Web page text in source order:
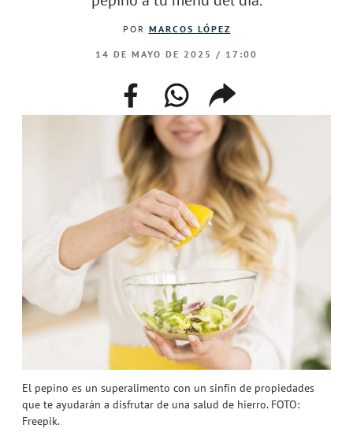
El pepino es un superalimento con un sinfín de propiedades
que te ayudarán a disfrutar de una salud de hierro. FOTO:
Freepik.
POR MARCOS LÓPEZ
14 DE MAYO DE 2025 / 17:00
facebookwhatsappcompartir
enlace